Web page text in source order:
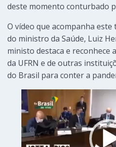
deste momento conturbado
O vídeo que acompanha
do ministro da Saúde, Luiz
ministo destaca e reconhece
da UFRN e de outras
do Brasil para conter a
Player